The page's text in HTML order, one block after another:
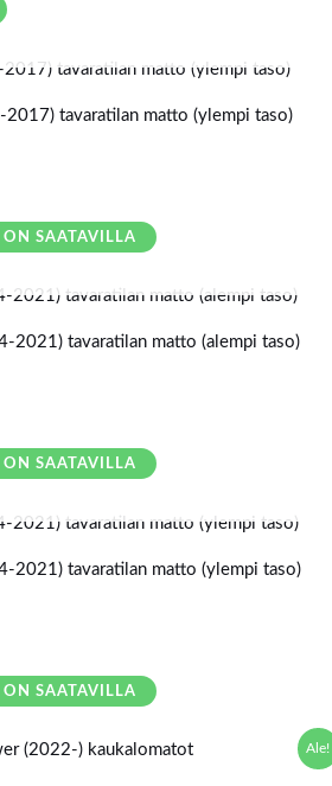
2017) tavaratilan matto (ylempi taso)
SAATAVILLA
2021) tavaratilan matto (alempi taso)
SAATAVILLA
2021) tavaratilan matto (ylempi taso)
SAATAVILLA
Ale!